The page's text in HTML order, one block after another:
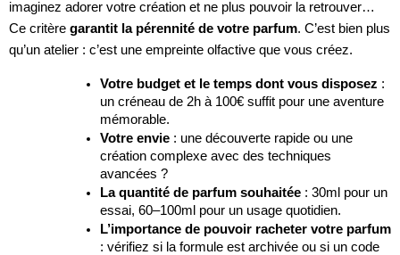
imaginez adorer votre création et ne plus pouvoir la retrouver…
Ce critère garantit la pérennité de votre parfum. C’est bien plus
qu’un atelier : c’est une empreinte olfactive que vous créez.
Votre budget et le temps dont vous disposez :
un créneau de 2h à 100€ suffit pour une aventure
mémorable.
Votre envie : une découverte rapide ou une
création complexe avec des techniques
avancées ?
La quantité de parfum souhaitée : 30ml pour un
essai, 60–100ml pour un usage quotidien.
L’importance de pouvoir racheter votre parfum
: vérifiez si la formule est archivée ou si un code